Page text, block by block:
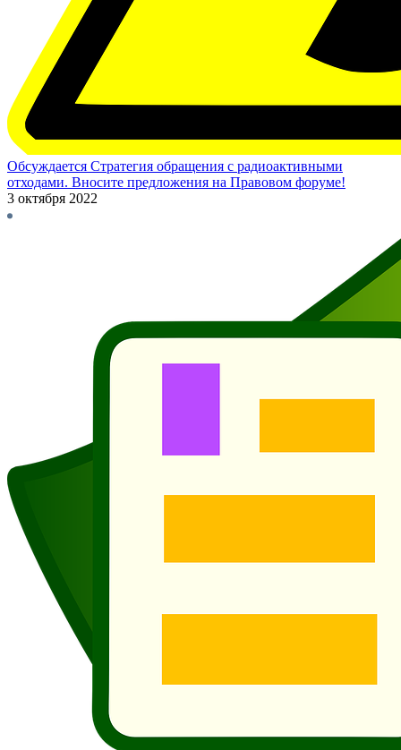
Обсуждается Стратегия обращения с радиоактивными
отходами. Вносите предложения на Правовом форуме!
3 октября 2022